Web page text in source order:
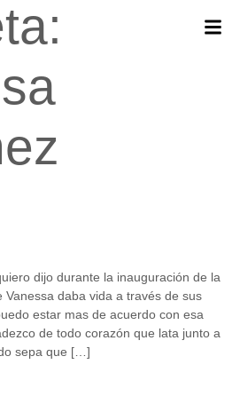
dijo durante la inauguración de la
Vanessa daba vida a través de sus
estar mas de acuerdo con esa
de todo corazón que lata junto a
sepa que […]